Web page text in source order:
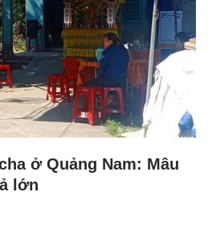
ở Quảng Nam: Mâu
lớn